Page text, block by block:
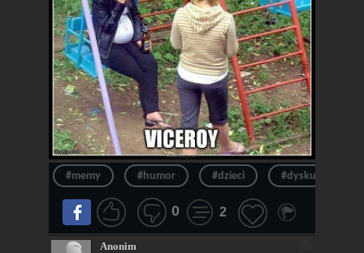
#memy #humor #dzieci #dyskusja
0 2
Anonim